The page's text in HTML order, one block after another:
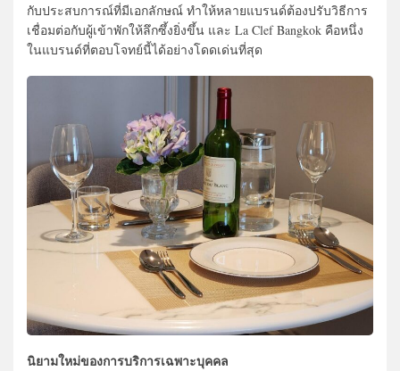
กับประสบการณ์ที่มีเอกลักษณ์ ทำให้หลายแบรนด์ต้องปรับวิธีการ
เชื่อมต่อกับผู้เข้าพักให้ลึกซึ้งยิ่งขึ้น และ La Clef Bangkok คือหนึ่ง
ในแบรนด์ที่ตอบโจทย์นี้ได้อย่างโดดเด่นที่สุด
นิยามใหม่ของการบริการเฉพาะบุคคล